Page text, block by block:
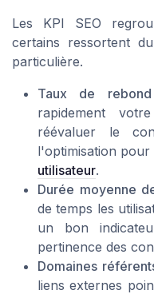
Les KPI SEO
certains ressortent
particulière.
Taux de
rapidement
réévaluer le
l'optimisation
utilisateur.
Durée moyenne
de temps les
un bon
pertinence des
Domaines
liens externes